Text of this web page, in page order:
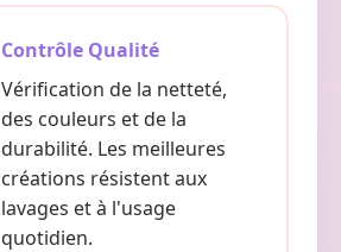
Contrôle Qualité
Vérification de la netteté,
des couleurs et de la
durabilité. Les meilleures
créations résistent aux
lavages et à l'usage
quotidien.